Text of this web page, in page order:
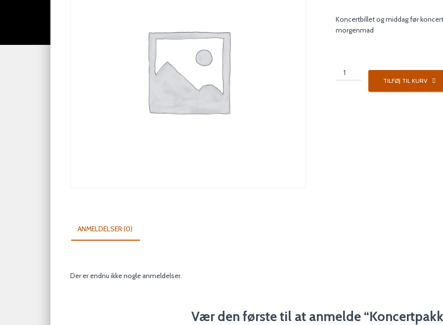
Koncertbillet og middag før
morgenmad
Koncertpakke
3A
TILFØJ TIL KURV
ANMELDELSER (0)
Der er endnu ikke nogle anmeldelser.
Vær den første til at anmelde